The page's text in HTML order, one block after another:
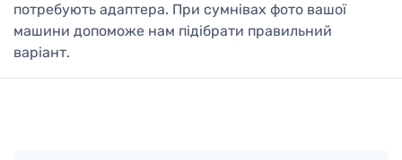
потребують адаптера. При сумнівах фото вашої
машини допоможе нам підібрати правильний
варіант.